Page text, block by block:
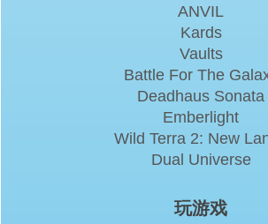
ANVIL
Kards
Vaults
Battle For The
Deadhaus Sonata
Emberlight
Wild Terra 2: New
Dual Universe
玩游戏